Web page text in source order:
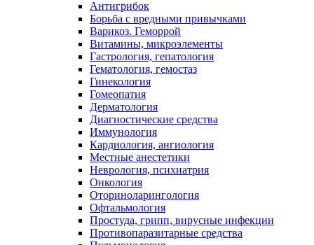
Антигрибок
Борьба с вредными привычками
Варикоз. Геморрой
Витамины, микроэлементы
Гастрология, гепатология
Гематология, гемостаз
Гинекология
Гомеопатия
Дерматология
Диагностические средства
Иммунология
Кардиология, ангиология
Местные анестетики
Неврология, психиатрия
Онкология
Оториноларингология
Офтальмология
Простуда, грипп, вирусные инфекции
Противопаразитарные средства